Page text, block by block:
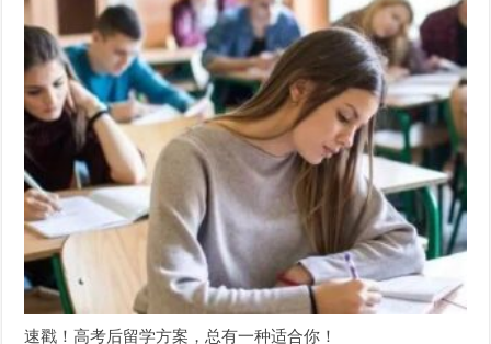
速戳！高考后留学方案，总有一种适合你！